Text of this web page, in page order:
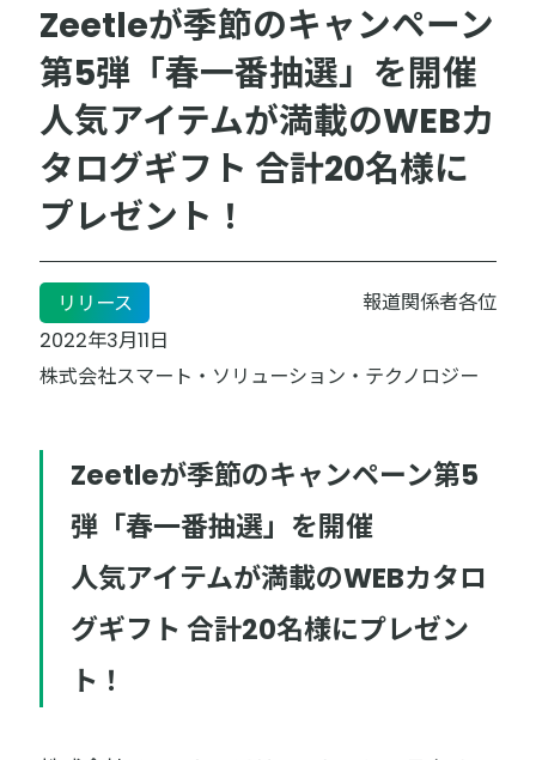
Zeetleが季節のキャンペーン
第5弾「春一番抽選」を開催
人気アイテムが満載のWEBカ
タログギフト 合計20名様に
プレゼント！
リリース
報道関係者各位
2022年3月11日
株式会社スマート・ソリューション・テクノロジー
Zeetleが季節のキャンペーン第5
弾「春一番抽選」を開催
人気アイテムが満載のWEBカタロ
グギフト 合計20名様にプレゼン
ト！